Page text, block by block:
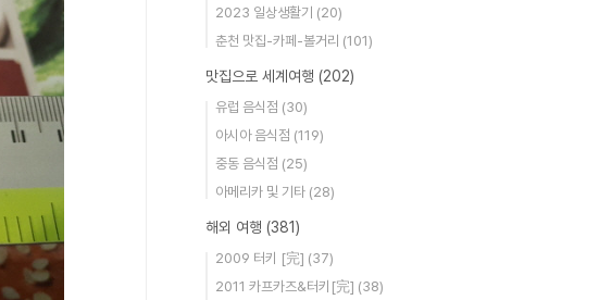
2023 일상생활기 (20)
춘천 맛집-카페-볼거리 (101)
맛집으로 세계여행 (202)
유럽 음식점 (30)
아시아 음식점 (119)
중동 음식점 (25)
아메리카 및 기타 (28)
해외 여행 (381)
2009 터키 [完] (37)
2011 카프카즈&터키[完] (38)